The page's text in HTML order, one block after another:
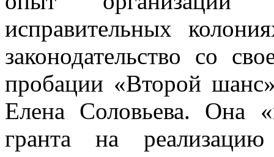
исправительных
законодательство со
пробации «Второй
Елена Соловьева. Она
гранта на